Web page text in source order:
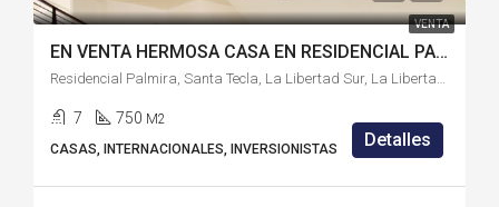
VENTA
EN VENTA HERMOSA CASA EN RESIDENCIAL PALMIRA – P4726RQ
Residencial Palmira, Santa Tecla, La Libertad Sur, La Libertad, El Salvador
7 750 M2
CASAS, INTERNACIONALES, INVERSIONISTAS
Detalles